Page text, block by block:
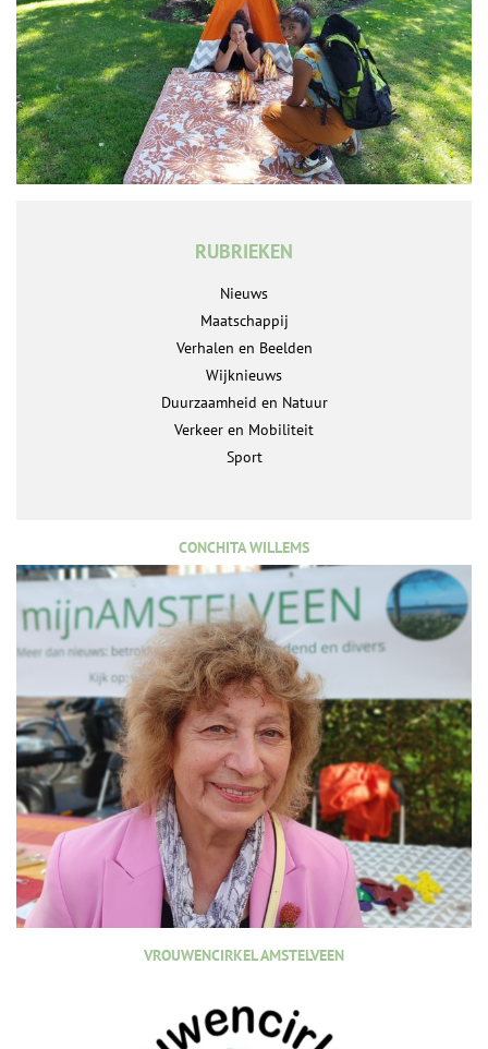
RUBRIEKEN
Nieuws
Maatschappij
Verhalen en Beelden
Wijknieuws
Duurzaamheid en Natuur
Verkeer en Mobiliteit
Sport
CONCHITA WILLEMS
VROUWENCIRKEL AMSTELVEEN